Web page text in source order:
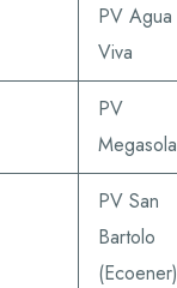
PV Agua
Viva
PV
PV San
Bartolo